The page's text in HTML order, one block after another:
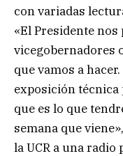
con variadas
«El Presidente
vicegobernadores
que vamos a
exposición
que es lo que
semana que
la UCR a una radio